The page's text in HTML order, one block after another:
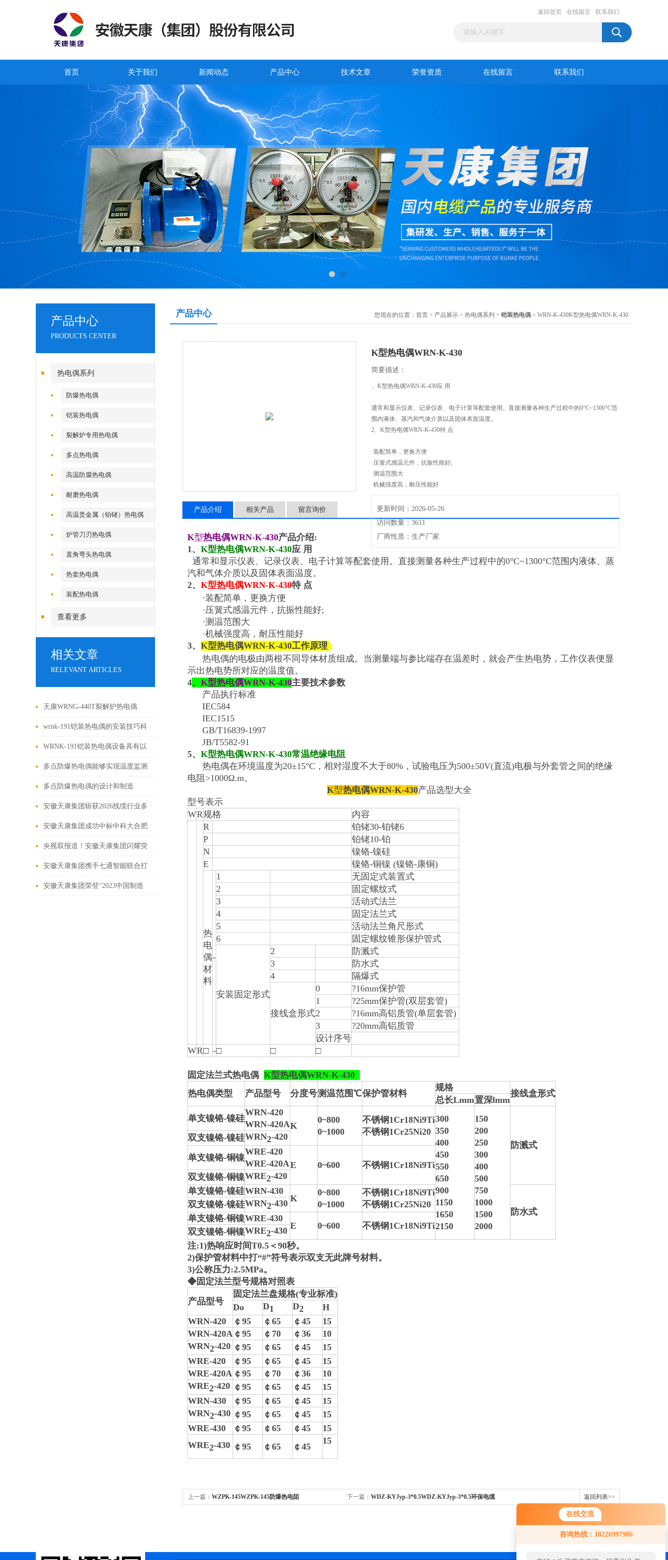
在线交流
咨询热线：18226997986
返回首页 在线留言 联系我们
首页 关于我们 新闻动态 产品中心 技术文章 荣誉资质 在线留言 联系我们
产品中心
PRODUCTS CENTER
热电偶系列
防爆热电偶
铠装热电偶
裂解炉专用热电偶
多点热电偶
高温防腐热电偶
耐磨热电偶
高温贵金属（铂铑）热电偶
炉管刀刃热电偶
直角弯头热电偶
热套热电偶
装配热电偶
查看更多
相关文章
RELEVANT ARTICLES
天康WRNG-440T裂解炉热电偶
wrnk-191铠装热电偶的安装技巧科
普
WRNK-191铠装热电偶设备具有以
下特点
多点防爆热电偶能够实现温度监测
与防爆保护
多点防爆热电偶的设计和制造
安徽天康集团斩获2026线缆行业多
项重磅荣誉 发布日期：2026-05-15
安徽天康集团成功中标中科大合肥
先进光源束线控制线缆项目
央视双报道！安徽天康集团闪耀荧
屏，
安徽天康集团携手七通智能联合打
造数字化示范车间
安徽天康集团荣登“2023中国制造
产品中心 您现在的位置： 首页 > 产品展示 > 热电偶系列 > 铠装热电偶 > WRN-K-430K型热电偶WRN-K-430
K型热电偶WRN-K-430
简要描述：
、K型热电偶WRN-K-430应 用
通常和显示仪表、记录仪表、电子计算等配套使用。直接测量各种生产过程中的0°C~1300°C范
围内液体、蒸汽和气体介质以及固体表面温度。
2、K型热电偶WRN-K-430特 点
·装配简单，更换方便
·压簧式感温元件，抗振性能好;
·测温范围大
·机械强度高，耐压性能好
更新时间：2026-05-26
访问数量：3611
厂商性质：生产厂家
产品介绍 相关产品 留言询价
K型热电偶WRN-K-430产品介绍:
1、 K型热电偶WRN-K-430应 用
通常和显示仪表、记录仪表、电子计算等配套使用。直接测量各种生产过程中的0°C~1300°C范围内液体、蒸
汽和气体介质以及固体表面温度。
2、 K型热电偶WRN-K-430特 点
·装配简单，更换方便
·压簧式感温元件，抗振性能好;
·测温范围大
·机械强度高，耐压性能好
3、 K型热电偶WRN-K-430工作原理
热电偶的电极由两根不同导体材质组成。当测量端与参比端存在温差时，就会产生热电势，工作仪表便显
示出热电势所对应的温度值。
4、 K型热电偶WRN-K-430主要技术参数
产品执行标准
IEC584
IEC1515
GB/T16839-1997
JB/T5582-91
5、 K型热电偶WRN-K-430常温绝缘电阻
热电偶在环境温度为20±15°C，相对湿度不大于80%，试验电压为500±50V(直流)电极与外套管之间的绝缘
电阻>1000Ω.m。
K型热电偶WRN-K-430产品选型大全
型号表示
WR规格
内容
R
铂铑30-铂铑6
P
铂铑10-铂
N
镍铬-镍硅
E
镍铬-铜镍 (镍铬-康铜)
热
电
偶
材
料
-
1
无固定式装置式
2
固定螺纹式
3
活动式法兰
4
固定法兰式
5
活动法兰角尺形式
6
固定螺纹锥形保护管式
安装固定形式
2
防溅式
3
防水式
4
隔爆式
接线盒形式
0
?16mm保护管
1
?25mm保护管(双层套管)
2
?16mm高铝质管(单层套管)
3
?20mm高铝质管
设计序号
WR□ -□ □ □
固定法兰式热电偶 K型热电偶WRN-K-430
热电偶类型
产品型号 分度号测温范围℃保护管材料
规格
接线盒形式
总长Lmm置深lmm
单支镍铬-镍硅
WRN-420
WRN-420AK
0~800
0~1000
不锈钢1Cr18Ni9Ti
不锈钢1Cr25Ni20
300
350
400
450
550
650
900
1150
1650
2150
150
200
250
300
400
500
750
1000
1500
2000
防溅式
双支镍铬-镍硅WRN2-420
单支镍铬-铜镍
WRE-420
WRE-420AE 0~600
不锈钢1Cr18Ni9Ti
双支镍铬-铜镍WRE2-420
单支镍铬-镍硅WRN-430
K
0~800
0~1000
不锈钢1Cr18Ni9Ti
不锈钢1Cr25Ni20
防水式
双支镍铬-镍硅WRN2-430
单支镍铬-铜镍WRE-430
E 0~600 不锈钢1Cr18Ni9Ti
双支镍铬-铜镍WRE2-430
注:1)热响应时间T0.5＜90秒。
2)保护管材料中打“#”符号表示双支无此牌号材料。
3)公称压力:2.5MPa。
◆固定法兰型号规格对照表
产品型号
固定法兰盘规格(专业标准)
Do
D1 D2
H
WRN-420
￠95 ￠65 ￠45
15
WRN-420A ￠95 ￠70 ￠36
10
WRN2-420 ￠95 ￠65 ￠45
15
WRE-420
￠95 ￠65 ￠45
15
WRE-420A ￠95 ￠70 ￠36
10
WRE2-420 ￠95 ￠65 ￠45
15
WRN-430
￠95 ￠65 ￠45
15
WRN2-430 ￠95 ￠65 ￠45
15
WRE-430
￠95 ￠65 ￠45
15
WRE2-430 ￠95 ￠65 ￠45
15
上一篇： WZPK-145WZPK-145防爆热电阻 下一篇： WDZ-KYJyp-3*0.5WDZ-KYJyp-3*0.5环保电缆 返回列表>>